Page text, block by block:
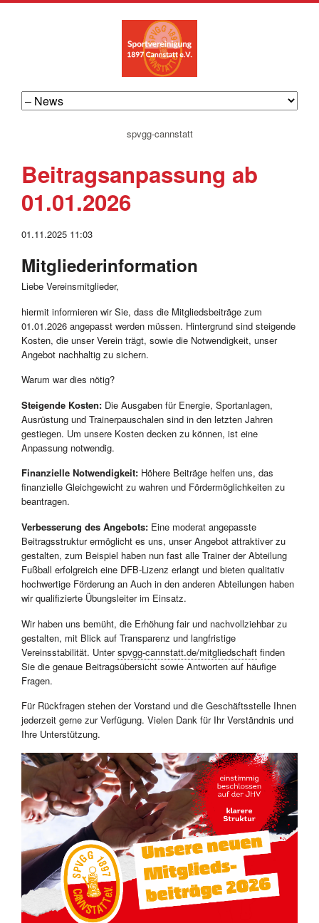
navigation
spvgg-cannstatt
Beitragsanpassung ab
01.01.2026
01.11.2025 11:03
Mitgliederinformation
Liebe Vereinsmitglieder,
hiermit informieren wir Sie, dass die Mitgliedsbeiträge zum
01.01.2026 angepasst werden müssen. Hintergrund sind steigende
Kosten, die unser Verein trägt, sowie die Notwendigkeit, unser
Angebot nachhaltig zu sichern.
Warum war dies nötig?
Steigende Kosten:Die Ausgaben für Energie, Sportanlagen,
Ausrüstung und Trainerpauschalen sind in den letzten Jahren
gestiegen. Um unsere Kosten decken zu können, ist eine
Anpassung notwendig.
Finanzielle Notwendigkeit:Höhere Beiträge helfen uns, das
finanzielle Gleichgewicht zu wahren und Fördermöglichkeiten zu
beantragen.
Verbesserung des Angebots:Eine moderat angepasste
Beitragsstruktur ermöglicht es uns, unser Angebot attraktiver zu
gestalten, zum Beispiel haben nun fast alle Trainer der Abteilung
Fußball erfolgreich eine DFB-Lizenz erlangt und bieten qualitativ
hochwertige Förderung an Auch in den anderen Abteilungen haben
wir qualifizierte Übungsleiter im Einsatz.
Wir haben uns bemüht, die Erhöhung fair und nachvollziehbar zu
gestalten, mit Blick auf Transparenz und langfristige
Vereinsstabilität. Unterspvgg-cannstatt.de/mitgliedschaftfinden
Sie die genaue Beitragsübersicht sowie Antworten auf häufige
Fragen.
Für Rückfragen stehen der Vorstand und die Geschäftsstelle Ihnen
jederzeit gerne zur Verfügung. Vielen Dank für Ihr Verständnis und
Ihre Unterstützung.